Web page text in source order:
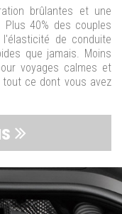
brûlantes et une
40% des couples
de conduite
que jamais. Moins
voyages calmes et
tout ce dont vous avez